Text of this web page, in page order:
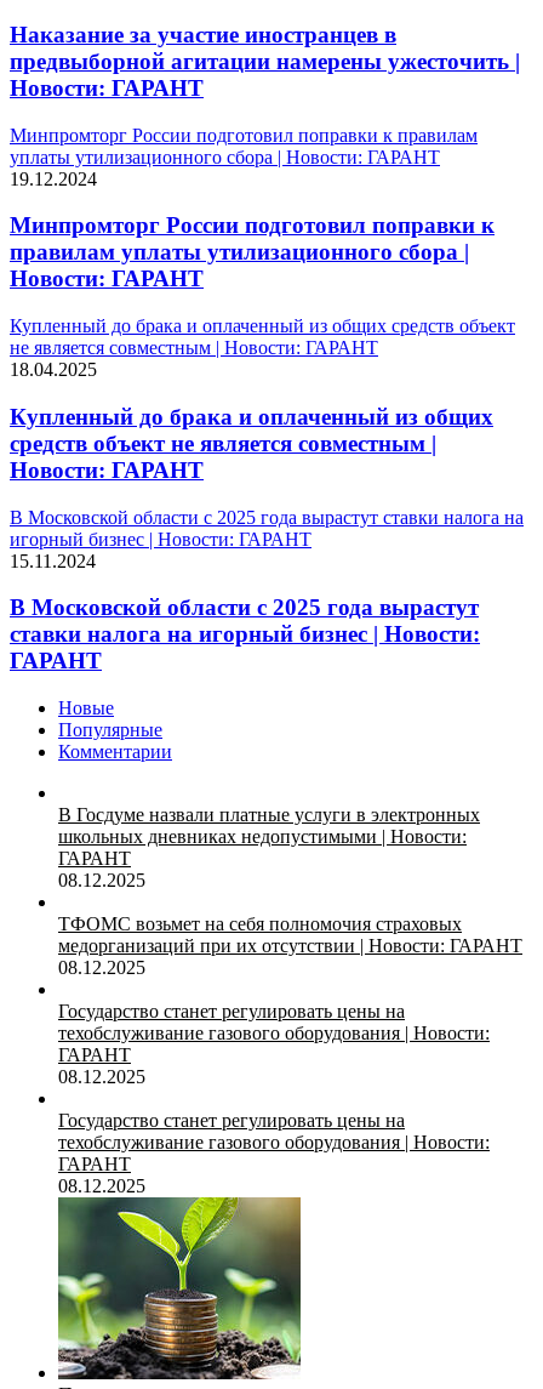
Наказание за участие иностранцев в
предвыборной агитации намерены ужесточить |
Новости: ГАРАНТ
Минпромторг России подготовил поправки к правилам
уплаты утилизационного сбора | Новости: ГАРАНТ
19.12.2024
Минпромторг России подготовил поправки к
правилам уплаты утилизационного сбора |
Новости: ГАРАНТ
Купленный до брака и оплаченный из общих средств объект
не является совместным | Новости: ГАРАНТ
18.04.2025
Купленный до брака и оплаченный из общих
средств объект не является совместным |
Новости: ГАРАНТ
В Московской области с 2025 года вырастут ставки налога на
игорный бизнес | Новости: ГАРАНТ
15.11.2024
В Московской области с 2025 года вырастут
ставки налога на игорный бизнес | Новости:
ГАРАНТ
Новые
Популярные
Комментарии
В Госдуме назвали платные услуги в электронных
школьных дневниках недопустимыми | Новости:
ГАРАНТ
08.12.2025
ТФОМС возьмет на себя полномочия страховых
медорганизаций при их отсутствии | Новости: ГАРАНТ
08.12.2025
Государство станет регулировать цены на
техобслуживание газового оборудования | Новости:
ГАРАНТ
08.12.2025
Государство станет регулировать цены на
техобслуживание газового оборудования | Новости:
ГАРАНТ
08.12.2025